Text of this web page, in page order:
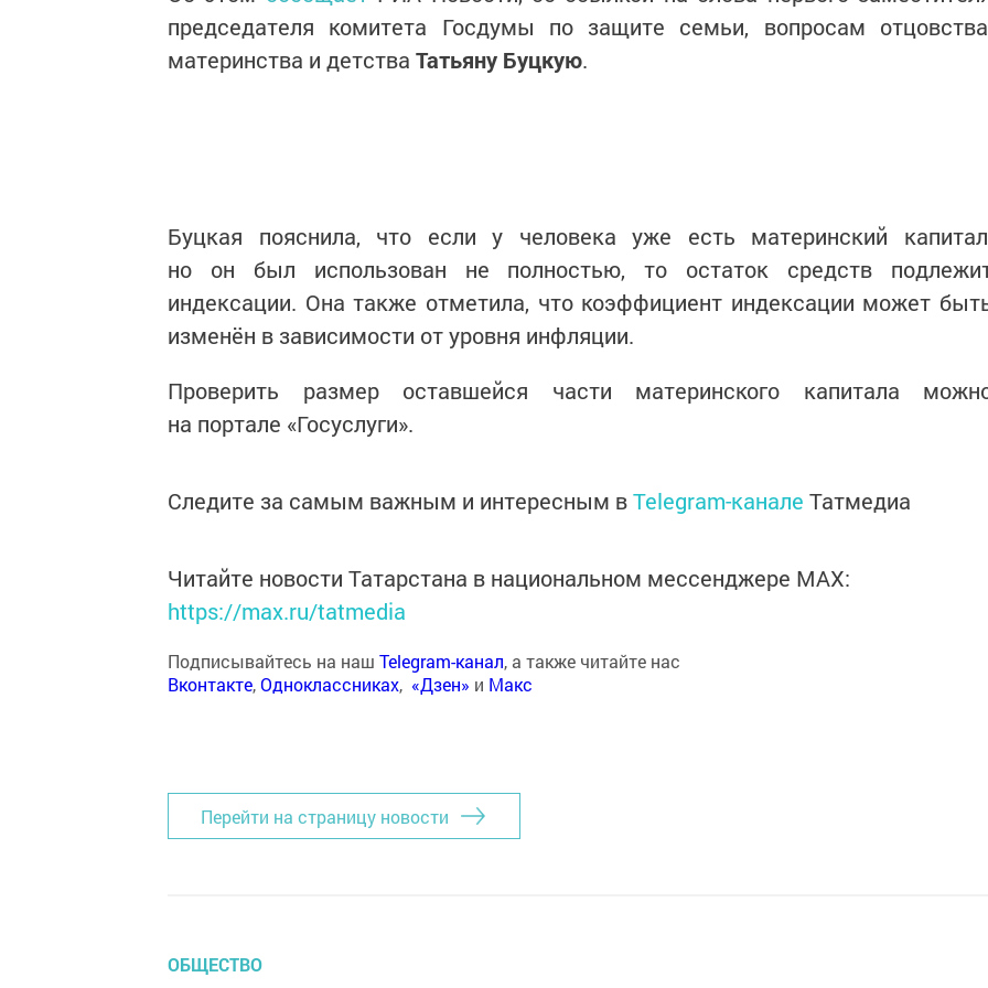
председателя комитета Госдумы по защите семьи, вопросам
материнства и детства Татьяну Буцкую.
Буцкая пояснила, что если у человека уже есть материнский
но он был использован не полностью, то остаток средств
индексации. Она также отметила, что коэффициент индексации может
изменён в зависимости от уровня инфляции.
Проверить размер оставшейся части материнского капитала
на портале «Госуслуги».
Следите за самым важным и интересным вTelegram-канале Татмедиа
Читайте новости Татарстана в национальном мессенджере MАХ:
https://max.ru/tatmedia
Подписывайтесь на наш Telegram-канал, а также читайте нас
Вконтакте,Одноклассниках, «Дзен» и Макс
Перейти на страницу новости
ОБЩЕСТВО